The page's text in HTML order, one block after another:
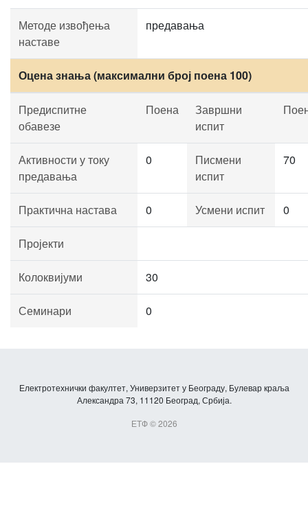
Методе извођења
наставе
предавања
Оцена знања (максимални број поена 100)
Предиспитне
обавезе
Поена
Завршни
испит
Активности у току
предавања
0
Писмени
испит
70
Практична настава 0 Усмени испит 0
Пројекти
Колоквијуми 30
Семинари 0
Електротехнички факултет, Универзитет у Београду, Булевар краља
Александра 73, 11120 Београд, Србија.
ЕТФ © 2026